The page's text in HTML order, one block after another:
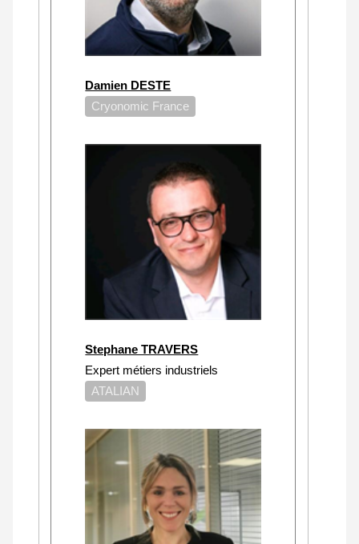
Damien DESTE
Cryonomic France
Stephane TRAVERS
Expert métiers industriels
ATALIAN